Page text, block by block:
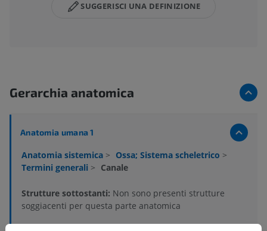
SUGGERISCI UNA DEFINIZIONE
Gerarchia anatomica
Anatomia umana 1
Anatomia sistemica > Ossa; Sistema scheletrico >
Termini generali > Canale
Strutture sottostanti: Non sono presenti strutture
soggiacenti per questa parte anatomica